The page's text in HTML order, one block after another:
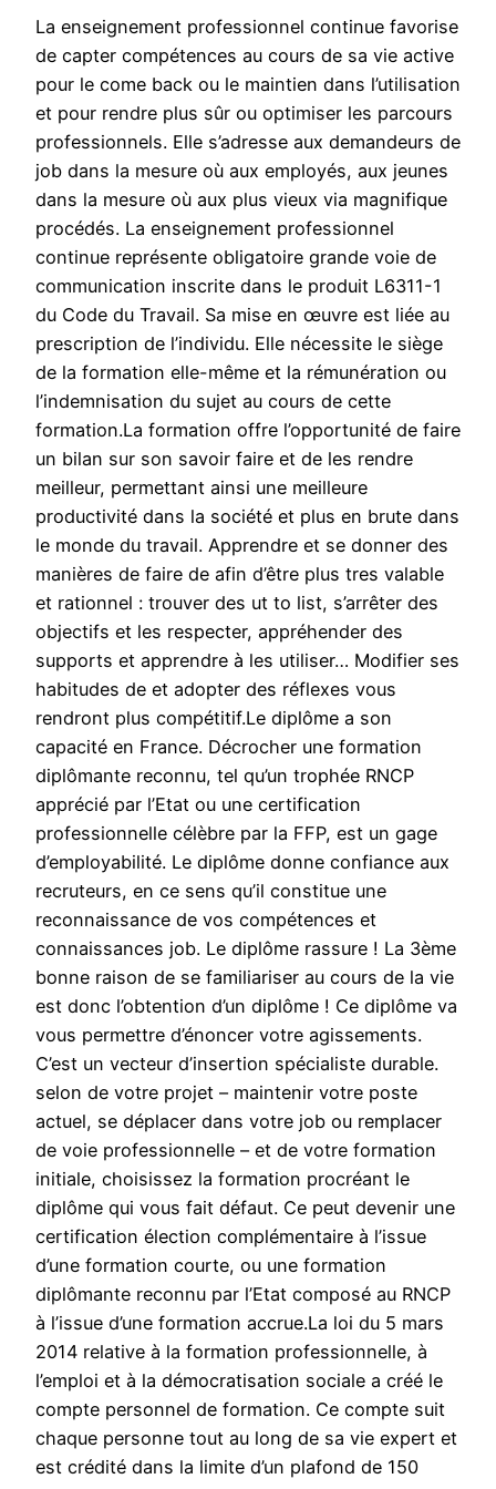
La enseignement professionnel continue favorise
de capter compétences au cours de sa vie active
pour le come back ou le maintien dans l’utilisation
et pour rendre plus sûr ou optimiser les parcours
professionnels. Elle s’adresse aux demandeurs de
job dans la mesure où aux employés, aux jeunes
dans la mesure où aux plus vieux via magnifique
procédés. La enseignement professionnel
continue représente obligatoire grande voie de
communication inscrite dans le produit L6311-1
du Code du Travail. Sa mise en œuvre est liée au
prescription de l’individu. Elle nécessite le siège
de la formation elle-même et la rémunération ou
l’indemnisation du sujet au cours de cette
formation.La formation offre l’opportunité de faire
un bilan sur son savoir faire et de les rendre
meilleur, permettant ainsi une meilleure
productivité dans la société et plus en brute dans
le monde du travail. Apprendre et se donner des
manières de faire de afin d’être plus tres valable
et rationnel : trouver des ut to list, s’arrêter des
objectifs et les respecter, appréhender des
supports et apprendre à les utiliser… Modifier ses
habitudes de et adopter des réflexes vous
rendront plus compétitif.Le diplôme a son
capacité en France. Décrocher une formation
diplômante reconnu, tel qu’un trophée RNCP
apprécié par l’Etat ou une certification
professionnelle célèbre par la FFP, est un gage
d’employabilité. Le diplôme donne confiance aux
recruteurs, en ce sens qu’il constitue une
reconnaissance de vos compétences et
connaissances job. Le diplôme rassure ! La 3ème
bonne raison de se familiariser au cours de la vie
est donc l’obtention d’un diplôme ! Ce diplôme va
vous permettre d’énoncer votre agissements.
C’est un vecteur d’insertion spécialiste durable.
selon de votre projet – maintenir votre poste
actuel, se déplacer dans votre job ou remplacer
de voie professionnelle – et de votre formation
initiale, choisissez la formation procréant le
diplôme qui vous fait défaut. Ce peut devenir une
certification élection complémentaire à l’issue
d’une formation courte, ou une formation
diplômante reconnu par l’Etat composé au RNCP
à l’issue d’une formation accrue.La loi du 5 mars
2014 relative à la formation professionnelle, à
l’emploi et à la démocratisation sociale a créé le
compte personnel de formation. Ce compte suit
chaque personne tout au long de sa vie expert et
est crédité dans la limite d’un plafond de 150